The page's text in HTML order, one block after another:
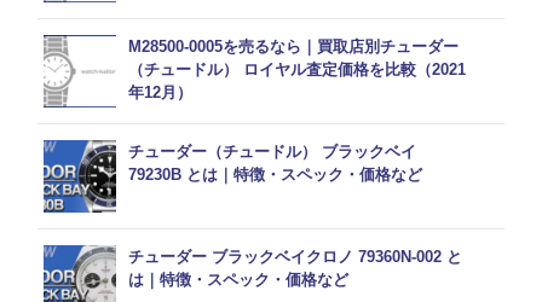
M28500-0005を売るなら｜買取店別チューダー
（チュードル） ロイヤル査定価格を比較（2021
年12月）
チューダー（チュードル） ブラックベイ
79230B とは｜特徴・スペック・価格など
チューダー ブラックベイクロノ 79360N-002 と
は｜特徴・スペック・価格など